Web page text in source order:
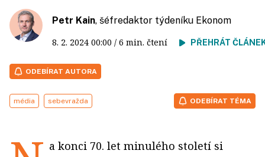
Petr Kain, šéfredaktor týdeníku Ekonom
8. 2. 2024 00:00 / 6 min. čtení PŘEHRÁT
ODEBÍRAT AUTORA
média sebevražda ODEBÍRAT TÉMA
a konci 70. let minulého století si